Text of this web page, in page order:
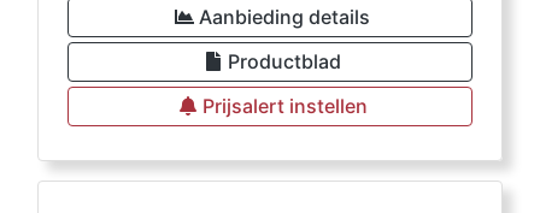
Aanbieding details
Productblad
Prijsalert instellen